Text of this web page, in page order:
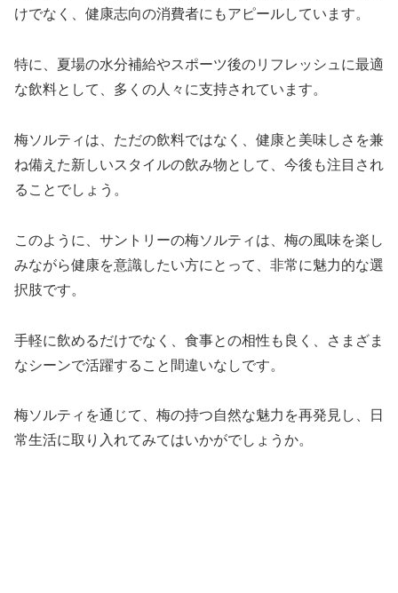
けでなく、健康志向の消費者にもアピールしています。
特に、夏場の水分補給やスポーツ後のリフレッシュに最適
な飲料として、多くの人々に支持されています。
梅ソルティは、ただの飲料ではなく、健康と美味しさを兼
ね備えた新しいスタイルの飲み物として、今後も注目され
ることでしょう。
このように、サントリーの梅ソルティは、梅の風味を楽し
みながら健康を意識したい方にとって、非常に魅力的な選
択肢です。
手軽に飲めるだけでなく、食事との相性も良く、さまざま
なシーンで活躍すること間違いなしです。
梅ソルティを通じて、梅の持つ自然な魅力を再発見し、日
常生活に取り入れてみてはいかがでしょうか。